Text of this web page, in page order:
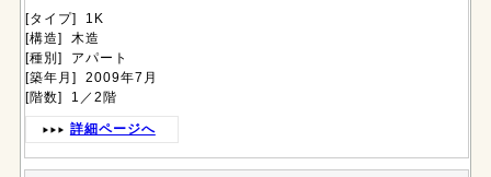
[タイプ] 1K
[構造] 木造
[種別] アパート
[築年月] 2009年7月
[階数] 1／2階
詳細ページへ